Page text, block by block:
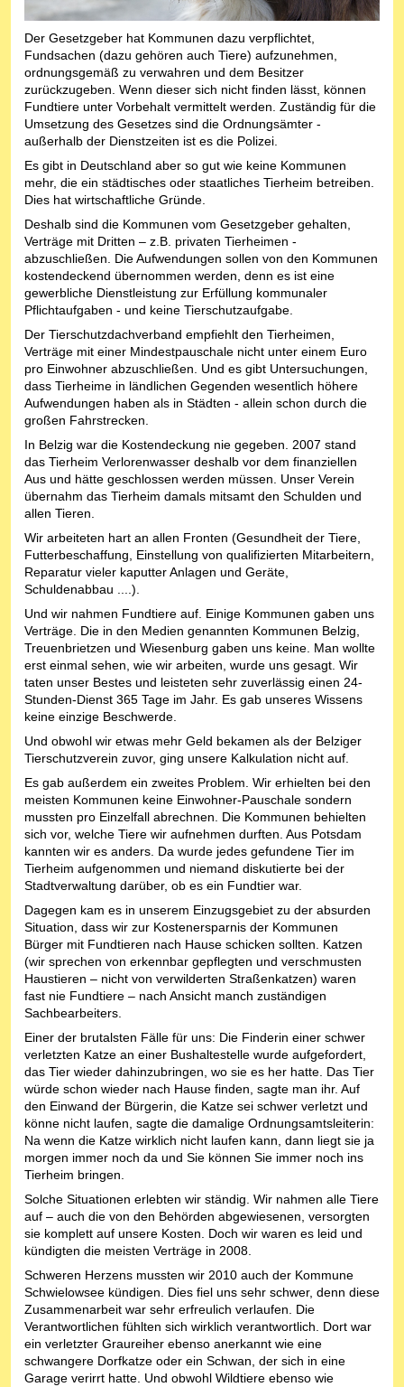
Der Gesetzgeber hat Kommunen dazu verpflichtet,
Fundsachen (dazu gehören auch Tiere) aufzunehmen,
ordnungsgemäß zu verwahren und dem Besitzer
zurückzugeben. Wenn dieser sich nicht finden lässt, können
Fundtiere unter Vorbehalt vermittelt werden. Zuständig für die
Umsetzung des Gesetzes sind die Ordnungsämter -
außerhalb der Dienstzeiten ist es die Polizei.
Es gibt in Deutschland aber so gut wie keine Kommunen
mehr, die ein städtisches oder staatliches Tierheim betreiben.
Dies hat wirtschaftliche Gründe.
Deshalb sind die Kommunen vom Gesetzgeber gehalten,
Verträge mit Dritten – z.B. privaten Tierheimen -
abzuschließen. Die Aufwendungen sollen von den Kommunen
kostendeckend übernommen werden, denn es ist eine
gewerbliche Dienstleistung zur Erfüllung kommunaler
Pflichtaufgaben - und keine Tierschutzaufgabe.
Der Tierschutzdachverband empfiehlt den Tierheimen,
Verträge mit einer Mindestpauschale nicht unter einem Euro
pro Einwohner abzuschließen. Und es gibt Untersuchungen,
dass Tierheime in ländlichen Gegenden wesentlich höhere
Aufwendungen haben als in Städten - allein schon durch die
großen Fahrstrecken.
In Belzig war die Kostendeckung nie gegeben. 2007 stand
das Tierheim Verlorenwasser deshalb vor dem finanziellen
Aus und hätte geschlossen werden müssen. Unser Verein
übernahm das Tierheim damals mitsamt den Schulden und
allen Tieren.
Wir arbeiteten hart an allen Fronten (Gesundheit der Tiere,
Futterbeschaffung, Einstellung von qualifizierten Mitarbeitern,
Reparatur vieler kaputter Anlagen und Geräte,
Schuldenabbau ....).
Und wir nahmen Fundtiere auf. Einige Kommunen gaben uns
Verträge. Die in den Medien genannten Kommunen Belzig,
Treuenbrietzen und Wiesenburg gaben uns keine. Man wollte
erst einmal sehen, wie wir arbeiten, wurde uns gesagt. Wir
taten unser Bestes und leisteten sehr zuverlässig einen 24-
Stunden-Dienst 365 Tage im Jahr. Es gab unseres Wissens
keine einzige Beschwerde.
Und obwohl wir etwas mehr Geld bekamen als der Belziger
Tierschutzverein zuvor, ging unsere Kalkulation nicht auf.
Es gab außerdem ein zweites Problem. Wir erhielten bei den
meisten Kommunen keine Einwohner-Pauschale sondern
mussten pro Einzelfall abrechnen. Die Kommunen behielten
sich vor, welche Tiere wir aufnehmen durften. Aus Potsdam
kannten wir es anders. Da wurde jedes gefundene Tier im
Tierheim aufgenommen und niemand diskutierte bei der
Stadtverwaltung darüber, ob es ein Fundtier war.
Dagegen kam es in unserem Einzugsgebiet zu der absurden
Situation, dass wir zur Kostenersparnis der Kommunen
Bürger mit Fundtieren nach Hause schicken sollten. Katzen
(wir sprechen von erkennbar gepflegten und verschmusten
Haustieren – nicht von verwilderten Straßenkatzen) waren
fast nie Fundtiere – nach Ansicht manch zuständigen
Sachbearbeiters.
Einer der brutalsten Fälle für uns: Die Finderin einer schwer
verletzten Katze an einer Bushaltestelle wurde aufgefordert,
das Tier wieder dahinzubringen, wo sie es her hatte. Das Tier
würde schon wieder nach Hause finden, sagte man ihr. Auf
den Einwand der Bürgerin, die Katze sei schwer verletzt und
könne nicht laufen, sagte die damalige Ordnungsamtsleiterin:
Na wenn die Katze wirklich nicht laufen kann, dann liegt sie ja
morgen immer noch da und Sie können Sie immer noch ins
Tierheim bringen.
Solche Situationen erlebten wir ständig. Wir nahmen alle Tiere
auf – auch die von den Behörden abgewiesenen, versorgten
sie komplett auf unsere Kosten. Doch wir waren es leid und
kündigten die meisten Verträge in 2008.
Schweren Herzens mussten wir 2010 auch der Kommune
Schwielowsee kündigen. Dies fiel uns sehr schwer, denn diese
Zusammenarbeit war sehr erfreulich verlaufen. Die
Verantwortlichen fühlten sich wirklich verantwortlich. Dort war
ein verletzter Graureiher ebenso anerkannt wie eine
schwangere Dorfkatze oder ein Schwan, der sich in eine
Garage verirrt hatte. Und obwohl Wildtiere ebenso wie